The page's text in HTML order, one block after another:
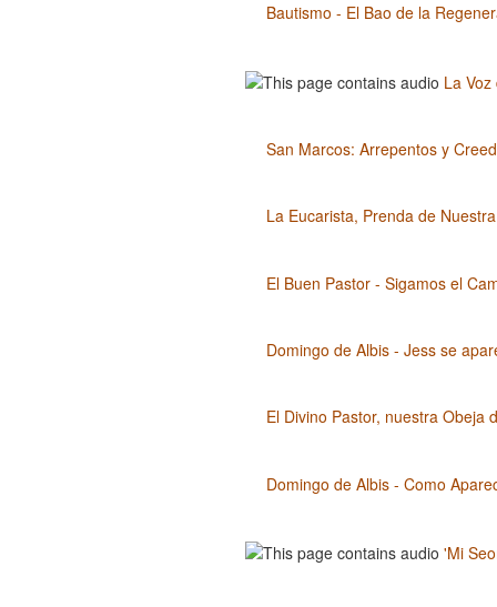
Bautismo - El Bao de la
La
San Marcos: Arrepentos y
La Eucarista, Prenda de
El Buen Pastor - Sigamos el
Domingo de Albis - Jess se
El Divino Pastor, nuestra Obeja
Domingo de Albis - Como
'Mi